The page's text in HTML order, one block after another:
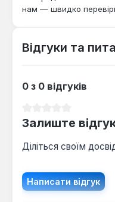
естетичний
що запобігає
нам — швидко
Відгуки та
0 з 0 відгуків
Залиште
Діліться своїм
Написати відгук